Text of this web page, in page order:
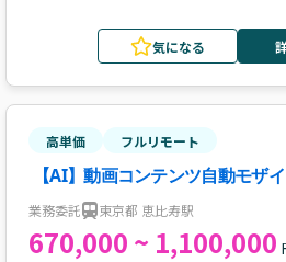
気になる
高単価 フルリモート
【AI】動画コンテンツ自動モザ
Webアプリケーション開発・運用
業務委託 東京都 恵比寿駅
670,000 ~ 1,100,000